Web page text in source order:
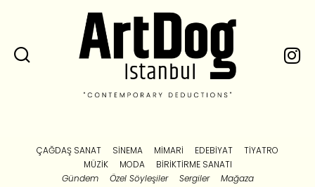
ÇAĞDAŞ SANAT SINEMA MIMARI EDEBIYAT
TIYATRO
MÜZIK
MODA
BIRIKTIRME SANATI
Gündem
Özel Söyleşiler Sergiler Mağaza